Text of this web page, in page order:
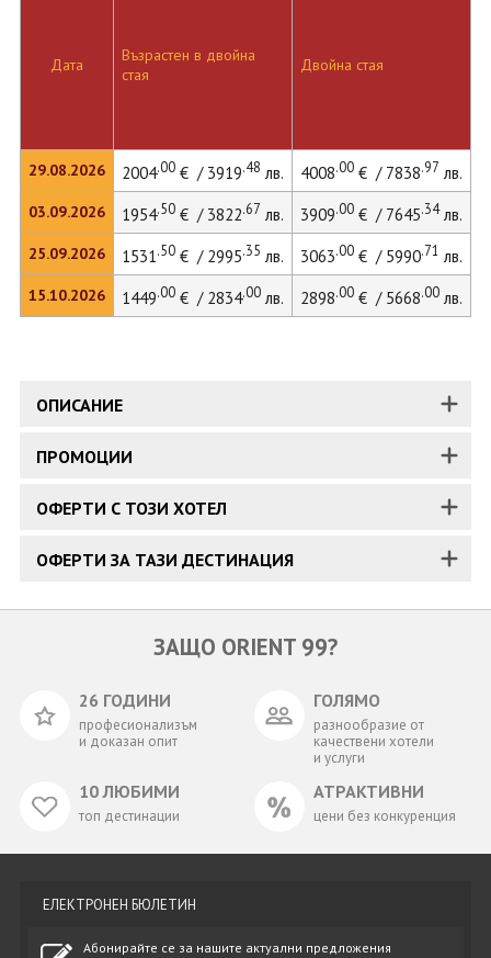
Дата
29.08.2026
03.09.2026
25.09.2026
15.10.2026
Възрастен в двойна
стая
Двойна стая
2004.00€ / 3919.48 лв. 4008.00€ / 7838.97 лв.
1954.50€ / 3822.67 лв. 3909.00€ / 7645.34лв.
1531.50€ / 2995.35 лв. 3063.00€ / 5990.71 лв.
1449.00€ / 2834.00лв. 2898.00€ / 5668.00лв.
ОПИСАНИЕ
ПРОМОЦИИ
ОФЕРТИ С ТОЗИ ХОТЕЛ
ОФЕРТИ ЗА ТАЗИ ДЕСТИНАЦИЯ
ЗАЩО ORIENT 99?
26 ГОДИНИ
професионализъм
и доказан опит
ГОЛЯМО
разнообразие от
качествени хотели
и услуги
10 ЛЮБИМИ
топ дестинации
АТРАКТИВНИ
цени без конкуренция
ЕЛЕКТРОНЕН БЮЛЕТИН
Абонирайте се за нашите актуални предложения